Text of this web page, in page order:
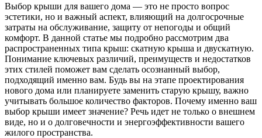
Выбор крыши для вашего дома — это не просто вопрос
эстетики, но и важный аспект, влияющий на долгосрочные
затраты на обслуживание, защиту от непогоды и общий
комфорт. В данной статье мы подробно рассмотрим два
распространенных типа крыш: скатную крыша и двускатную.
Понимание ключевых различий, преимуществ и недостатков
этих стилей поможет вам сделать осознанный выбор,
подходящий именно вам. Будь вы на этапе проектирования
нового дома или планируете заменить старую крышу, важно
учитывать большое количество факторов. Почему именно ваш
выбор крыши имеет значение? Речь идет не только о внешнем
виде, но и о долговечности и энергоэффективности вашего
жилого пространства.